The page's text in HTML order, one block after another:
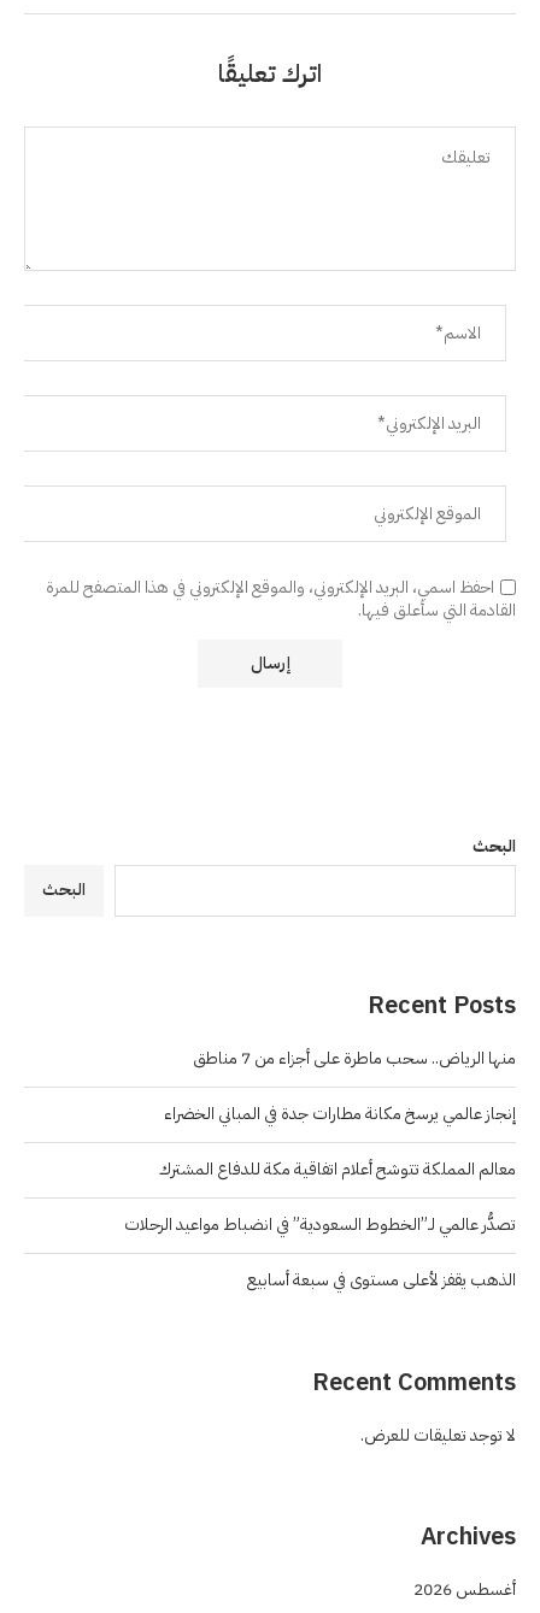
اترك تعليقًا
احفظ اسمي، البريد الإلكتروني، والموقع الإلكتروني في هذا المتصفح للمرة
القادمة التي سأعلق فيها.
البحث
البحث
Recent Posts
منها الرياض.. سحب ماطرة على أجزاء من 7 مناطق
إنجاز عالمي يرسخ مكانة مطارات جدة في المباني الخضراء
معالم المملكة تتوشح أعلام اتفاقية مكة للدفاع المشترك
تصدُّر عالمي لـ”الخطوط السعودية” في انضباط مواعيد الرحلات
الذهب يقفز لأعلى مستوى في سبعة أسابيع
Recent Comments
لا توجد تعليقات للعرض.
Archives
أغسطس 2026